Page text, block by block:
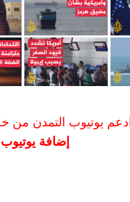
ادعم يوتيوب التمدن من
إضافة